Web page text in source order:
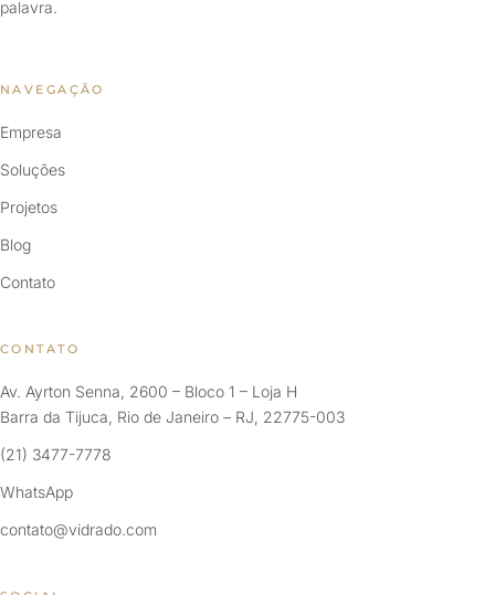
palavra.
NAVEGAÇÃO
Empresa
Soluções
Projetos
Blog
Contato
CONTATO
Av. Ayrton Senna, 2600 – Bloco 1 – Loja H
Barra da Tijuca, Rio de Janeiro – RJ, 22775-003
(21) 3477-7778
WhatsApp
contato@vidrado.com